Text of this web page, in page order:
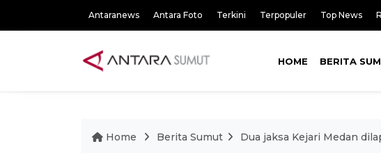
Antaranews Antara Foto Terkini Terpopuler Top News
HOME BERITA
Home Berita Sumut Dua jaksa Kejari Medan